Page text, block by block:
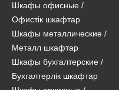
Шкафы офисные /
Офистік шкафтар
Шкафы металлические /
Металл шкафтар
Шкафы бухгалтерские /
Бухгалтерлік шкафтар